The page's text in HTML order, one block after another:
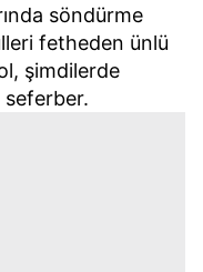
söndürme
fetheden ünlü
şimdilerde